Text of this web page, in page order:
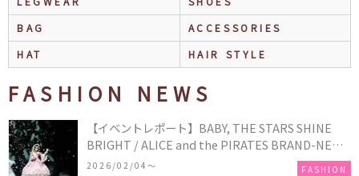
BAG
ACCESSORIES
HAT
HAIR STYLE
FASHION NEWS
【イベントレポート】BABY, THE STARS SHINE
BRIGHT / ALICE and the PIRATES BRAND-NEW
COLLECTION in TOKYO
2026/02/04〜 FASHION